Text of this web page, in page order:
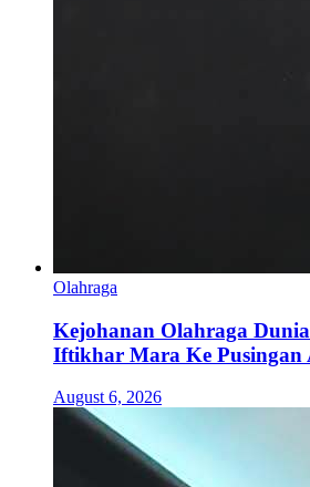
Olahraga
Kejohanan Olahraga
Iftikhar Mara Ke Pusingan
August 6, 2026